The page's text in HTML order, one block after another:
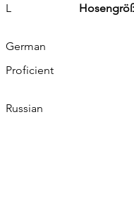
L
German
Proficient
Russian